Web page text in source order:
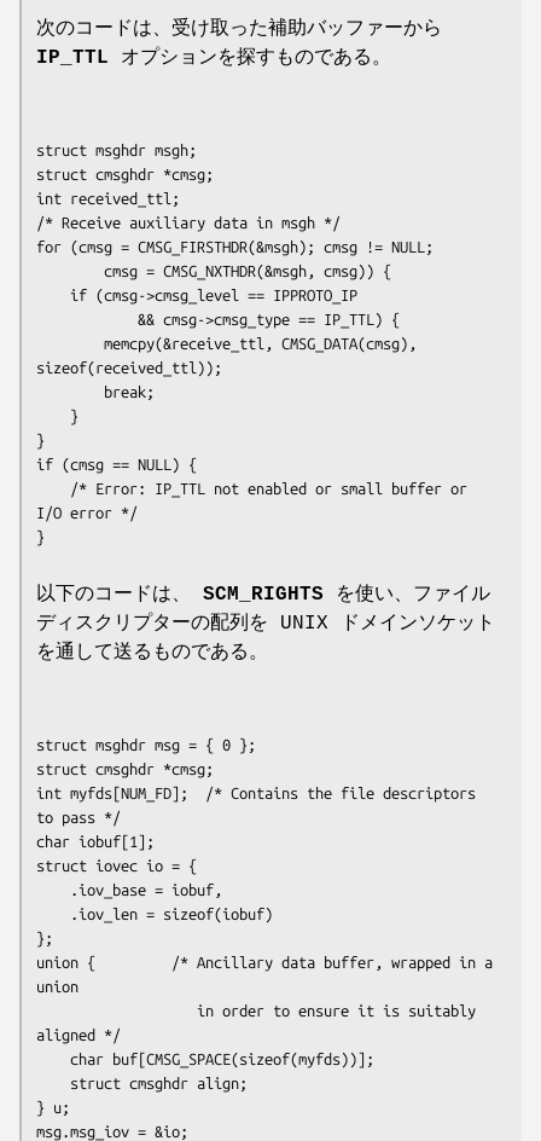
次のコードは、受け取った補助バッファーから
IP_TTL オプションを探すものである。
struct msghdr msgh;
struct cmsghdr *cmsg;
int received_ttl;
/* Receive auxiliary data in msgh */
for (cmsg = CMSG_FIRSTHDR(&msgh); cmsg != NULL;
sizeof(received_ttl));
}
if (cmsg == NULL) {
I/O error */
以下のコードは、 SCM_RIGHTS を使い、ファイル
ディスクリプターの配列を UNIX ドメインソケット
を通して送るものである。
struct msghdr msg = { 0 };
struct cmsghdr *cmsg;
int myfds[NUM_FD];  /* Contains the file descriptors
to pass */
char iobuf[1];
struct iovec io = {
};
union {         /* Ancillary data buffer, wrapped in a
union
aligned */
} u;
msg.msg_iov = &io;